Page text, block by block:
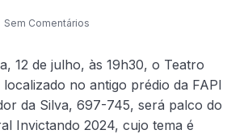
Sem Comentários
12 de julho, às 19h30, o Teatro
no antigo prédio da FAPI
da Silva, 697-745, será palco do
Invictando 2024, cujo tema é